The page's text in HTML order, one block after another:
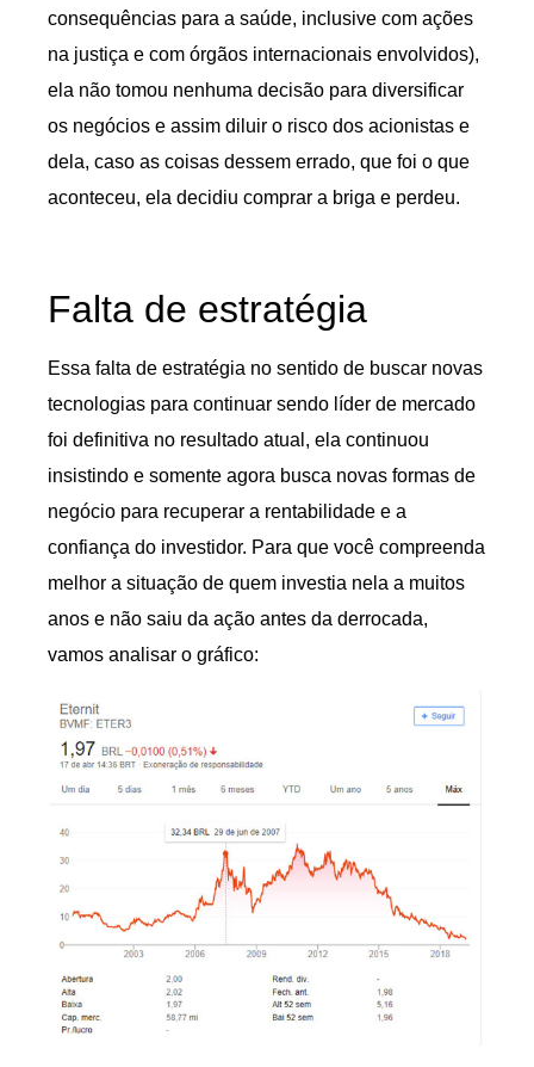
consequências para a saúde, inclusive com ações
na justiça e com órgãos internacionais envolvidos),
ela não tomou nenhuma decisão para diversificar
os negócios e assim diluir o risco dos acionistas e
dela, caso as coisas dessem errado, que foi o que
aconteceu, ela decidiu comprar a briga e perdeu.
Falta de estratégia
Essa falta de estratégia no sentido de buscar novas
tecnologias para continuar sendo líder de mercado
foi definitiva no resultado atual, ela continuou
insistindo e somente agora busca novas formas de
negócio para recuperar a rentabilidade e a
confiança do investidor. Para que você compreenda
melhor a situação de quem investia nela a muitos
anos e não saiu da ação antes da derrocada,
vamos analisar o gráfico: